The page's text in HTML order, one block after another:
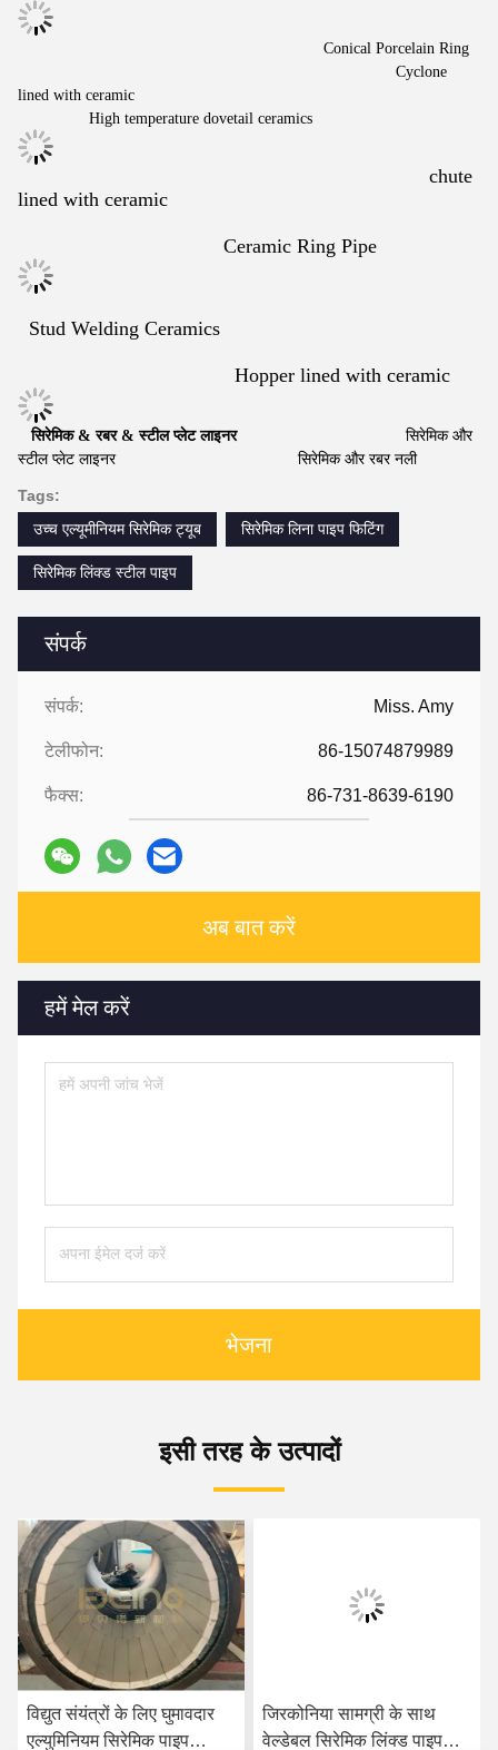
संपर्क
संपर्क: Miss. Amy
टेलीफोन: 86-15074879989
फैक्स: 86-731-8639-6190
अब बात करें
हमें मेल करें
भेजना
Conical Porcelain Ring
Cyclone
lined with ceramic
High temperature dovetail ceramics
chute
lined with ceramic
Ceramic Ring Pipe
Stud Welding Ceramics
Hopper lined with ceramic
सिरेमिक & रबर & स्टील प्लेट लाइनर
सिरेमिक और
स्टील प्लेट लाइनर
सिरेमिक और रबर नली
Tags:
उच्च एल्यूमीनियम सिरेमिक ट्यूब
सिरेमिक लिना पाइप फिटिंग
सिरेमिक लिंक्ड स्टील पाइप
इसी तरह के उत्पादों
जिरकोनिया सामग्री के साथ
वेल्डेबल सिरेमिक लिंक्ड पाइप
संक्षारण प्रतिरोध एल्यूमीनियम
सिरेमिक पाइप सिरेमिक टाइल